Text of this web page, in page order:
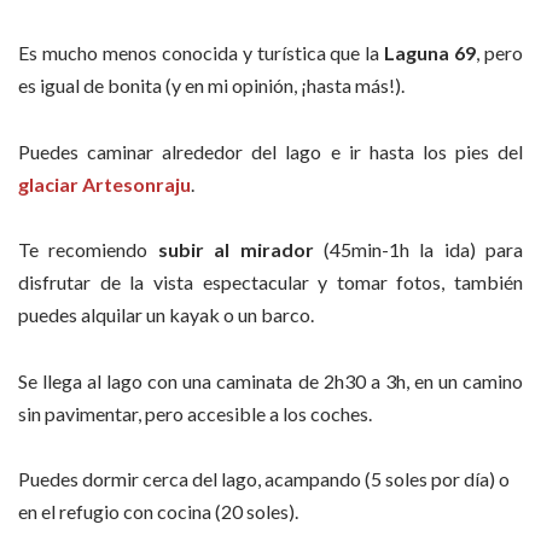
Es mucho menos conocida y turística que la Laguna 69, pero
es igual de bonita (y en mi opinión, ¡hasta más!).
Puedes caminar alrededor del lago e ir hasta los pies del
glaciar Artesonraju
Te recomiendo subir al mirador(45min-1h la ida) para
disfrutar de la vista espectacular y tomar fotos, también
puedes alquilar un kayak o un barco.
Se llega al lago con una caminata de 2h30 a 3h, en un camino
sin pavimentar, pero accesible a los coches.
Puedes dormir cerca del lago, acampando (5 soles por día) o
en el refugio con cocina (20 soles).